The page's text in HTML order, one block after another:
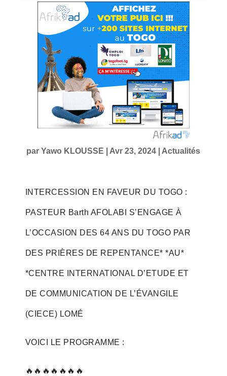
parYawo KLOUSSE Avr 23, 2024 Actualités
INTERCESSION EN FAVEUR DU TOGO :
PASTEUR Barth AFOLABI S’ENGAGE À
L’OCCASION DES 64 ANS DU TOGO PAR
DES PRIÈRES DE REPENTANCE* *AU*
*CENTRE INTERNATIONAL D’ETUDE ET
DE COMMUNICATION DE L’ÉVANGILE
(CIECE) LOMÉ
VOICI LE PROGRAMME :
🔥🔥🔥🔥🔥🔥🔥